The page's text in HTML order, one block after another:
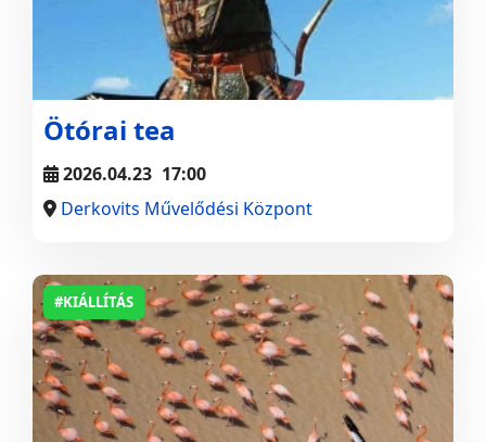
Ötórai tea
2026.04.23 17:00
Derkovits Művelődési Központ
#KIÁLLÍTÁS